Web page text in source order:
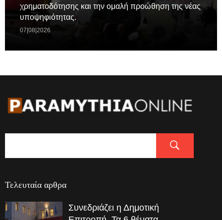
χρηματοδότησης και την ομαλή προώθηση της νέας
υποψηφιότητας.
07|08|2026
Τελευταία αρθρα
Συνεδριάζει η Δημοτική